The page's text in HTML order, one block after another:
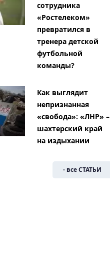
сотрудника
«Ростелеком»
превратился в
тренера детской
футбольной
команды?
Как выглядит
непризнанная
«свобода»: «ЛНР» –
шахтерский край
на издыхании
- все СТАТЬИ